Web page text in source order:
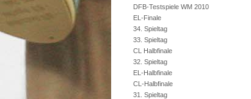
DFB-Testspiele WM 2010
EL-Finale
34. Spieltag
33. Spieltag
CL Halbfinale
32. Spieltag
EL-Halbfinale
CL-Halbfinale
31. Spieltag